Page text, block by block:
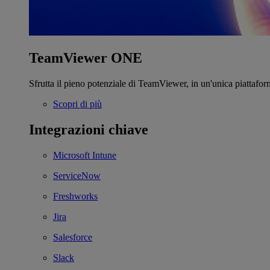
TeamViewer ONE
Sfrutta il pieno potenziale di TeamViewer, in un'unica
Scopri di più
Integrazioni chiave
Microsoft Intune
ServiceNow
Freshworks
Jira
Salesforce
Slack